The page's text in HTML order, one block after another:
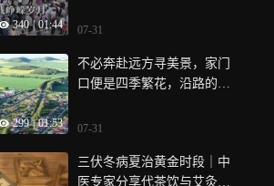
340 | 01:44 07-31
299 | 01:53
不必奔赴远方寻美景，家门
口便是四季繁花，沿路的鲜
场舞，这里就是：宝清县龙
07-31
三伏冬病夏治黄金时段｜中
医专家分享代茶饮与艾灸贴